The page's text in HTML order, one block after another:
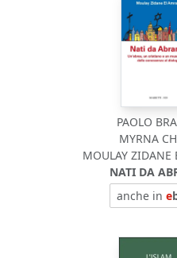
PAOLO
MYRNA
MOULAY ZIDANE
NATI DA
anche in e